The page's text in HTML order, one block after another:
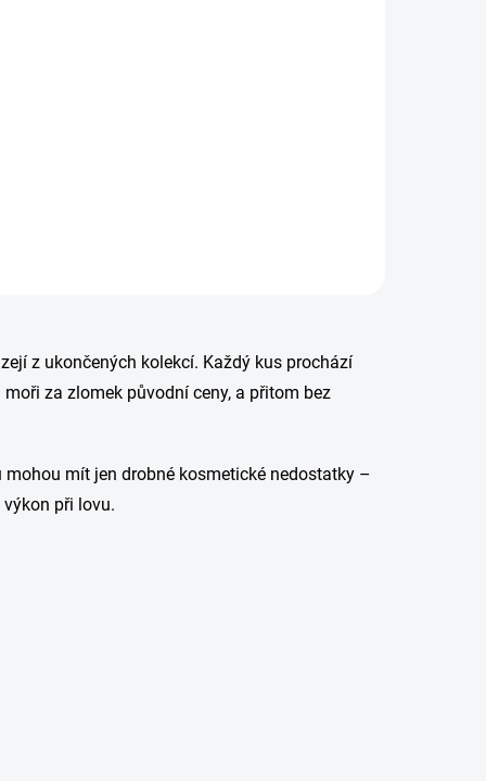
z ukončených kolekcí. Každý kus prochází
za zlomek původní ceny, a přitom bez
mít jen drobné kosmetické nedostatky –
při lovu.